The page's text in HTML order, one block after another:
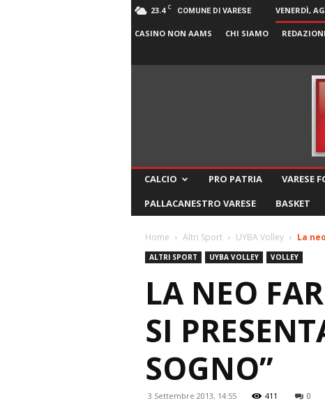
23.4 C COMUNE DI VARESE VENERDÌ,
CASINO NON AAMS CHI SIAMO
CALCIO PRO PATRIA VARESE
PALLACANESTRO VARESE
BASKET
Home Altri Sport UYBA Volley La
ALTRI SPORT UYBA VOLLEY VOLLEY
LA NEO
SI
SOGNO”
3 Settembre 2013, 14:55 411 0